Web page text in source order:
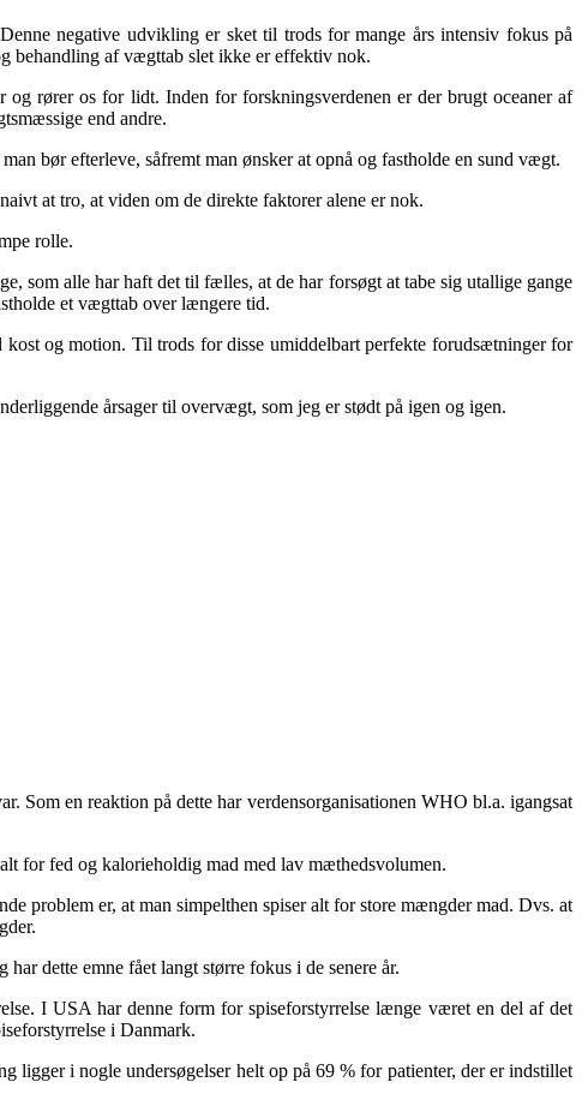
negative udvikling er sket til trods for mange års intensiv fokus på
behandling af vægttab slet ikke er effektiv nok.
rører os for lidt. Inden for forskningsverdenen er der brugt oceaner af
end andre.
bør efterleve, såfremt man ønsker at opnå og fastholde en sund vægt.
at tro, at viden om de direkte faktorer alene er nok.
rolle.
som alle har haft det til fælles, at de har forsøgt at tabe sig utallige gange
et vægttab over længere tid.
og motion. Til trods for disse umiddelbart perfekte forudsætninger for
årsager til overvægt, som jeg er stødt på igen og igen.
Som en reaktion på dette har verdensorganisationen WHO bl.a. igangsat
for fed og kalorieholdig mad med lav mæthedsvolumen.
problem er, at man simpelthen spiser alt for store mængder mad. Dvs. at
dette emne fået langt større fokus i de senere år.
I USA har denne form for spiseforstyrrelse længe været en del af det
i Danmark.
i nogle undersøgelser helt op på 69 % for patienter, der er indstillet